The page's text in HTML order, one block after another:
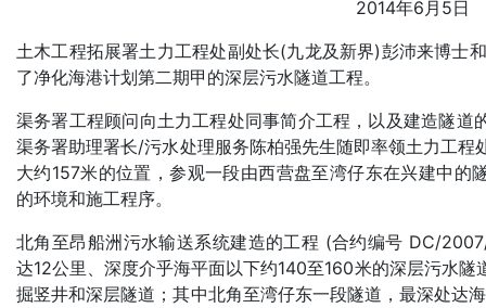
2014年6月5日
土木工程拓展署土力工程处副处长(九龙及新界)彭沛来博士
了净化海港计划第二期甲的深层污水隧道工程。
渠务署工程顾问向土力工程处同事简介工程，以及建造隧道
渠务署助理署长/污水处理服务陈柏强先生随即率领土力工程
大约157米的位置，参观一段由西营盘至湾仔东在兴建中的
的环境和施工程序。
北角至昂船洲污水输送系统建造的工程 (合约编号 DC/
达12公里、深度介乎海平面以下约140至160米的深层污水隧
掘竖井和深层隧道；其中北角至湾仔东一段隧道，最深处达